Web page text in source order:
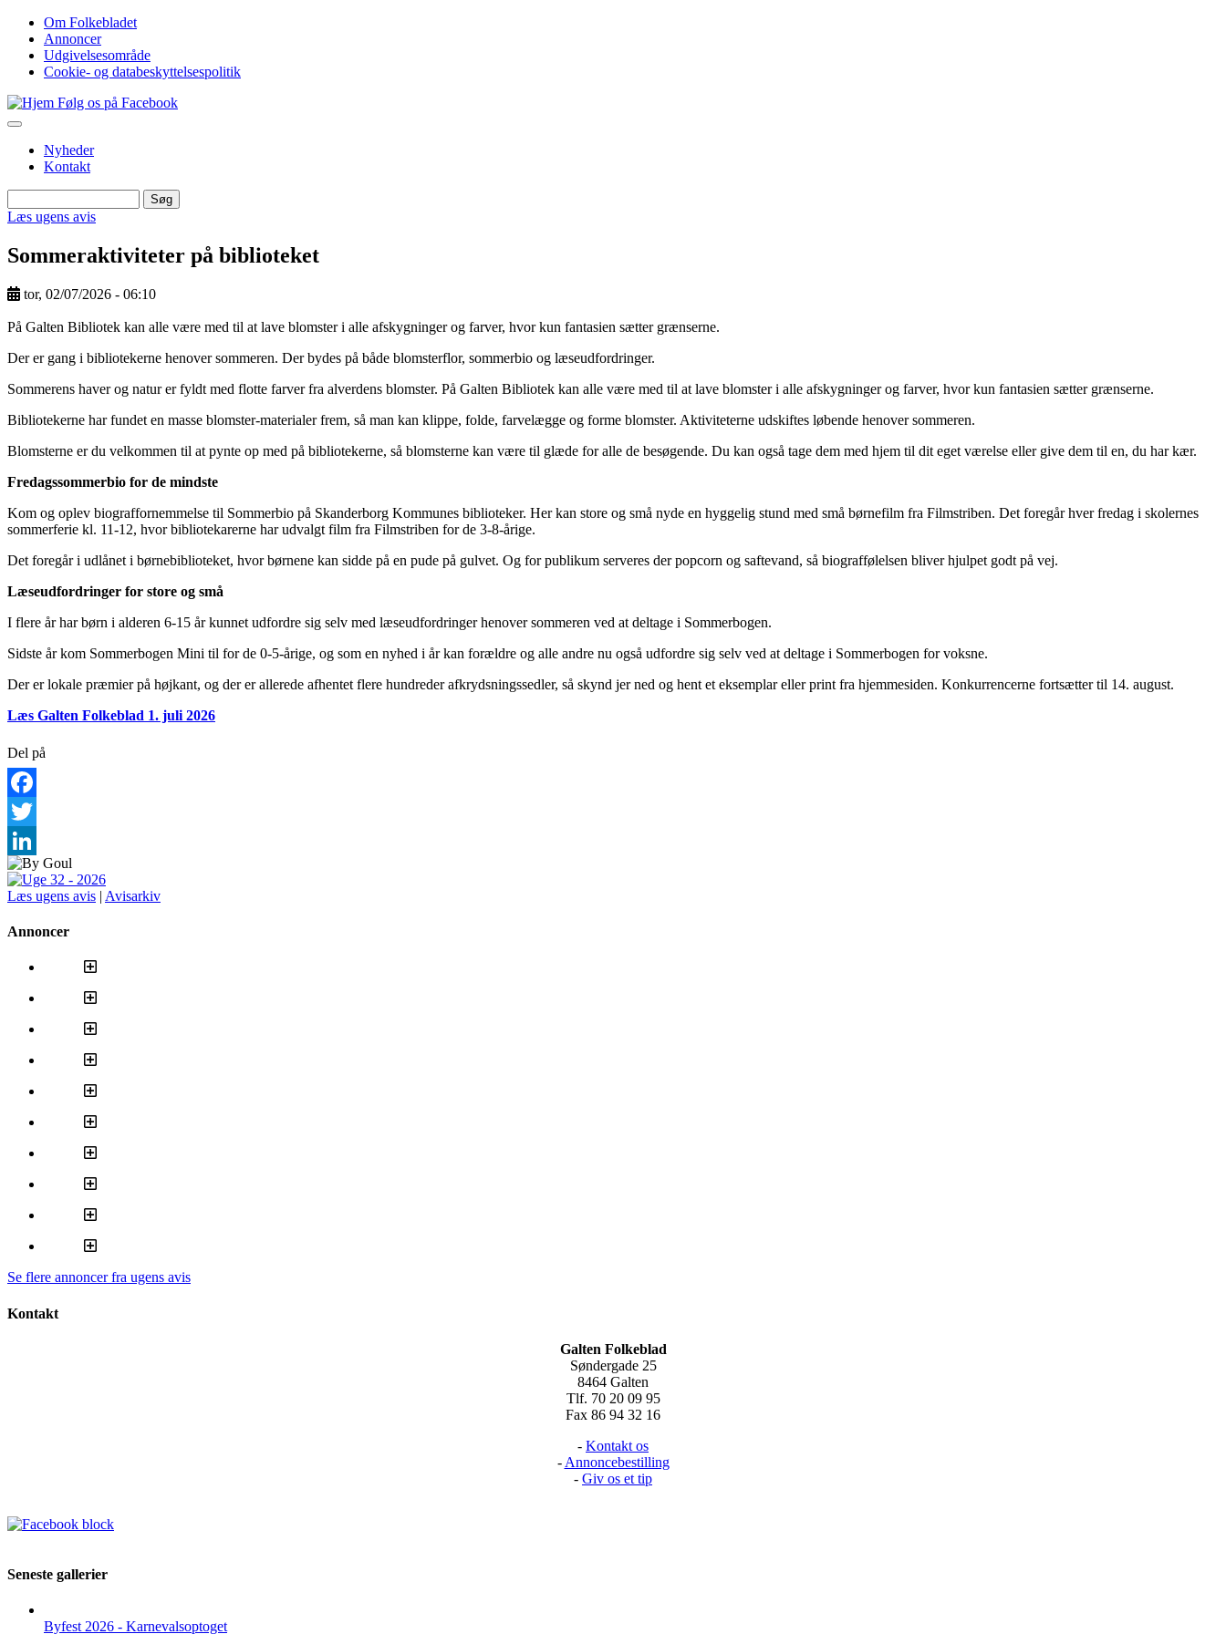
hovedindhold
Top
navigation
Om Folkebladet
Annoncer
Udgivelsesområde
Cookie- og databeskyttelsespolitik
Følg os på Facebook
Nyheder
Kontakt
Søg
Læs ugens avis
Sommeraktiviteter på biblioteket
tor, 02/07/2026 - 06:10
På Galten Bibliotek kan alle være med til at lave blomster i alle afskygninger og farver, hvor kun fantasien sætter grænserne.
Der er gang i bibliotekerne henover sommeren. Der bydes på både blomsterflor, sommerbio og læse­udfordringer.
Sommerens haver og natur er fyldt med flotte farver fra alverdens blomster. På Galten Bibliotek kan alle være med til at lave blomster i alle afskygninger og farver, hvor kun fantasien sætter grænserne.
Bibliotekerne har fundet en masse blomster-materialer frem, så man kan klippe, folde, farvelægge og forme blomster. Aktiviteterne udskiftes løbende henover sommeren.
Blomsterne er du velkommen til at pynte op med på bibliotekerne, så blomsterne kan være til glæde for alle de besøgende. Du kan også tage dem med hjem til dit eget værelse eller give dem til en, du har kær.
Fredagssommerbio for de mindste
Kom og oplev biograffornemmelse til Sommerbio på Skanderborg Kommunes biblioteker. Her kan store og små nyde en hyggelig stund med små børnefilm fra Filmstriben. Det foregår hver fredag i skolernes
sommerferie kl. 11-12, hvor bibliotekarerne har udvalgt film fra Filmstriben for de 3-8-årige.
Det foregår i udlånet i børnebiblioteket, hvor børnene kan sidde på en pude på gulvet. Og for publikum serveres der popcorn og saftevand, så biograffølelsen bliver hjulpet godt på vej.
Læseudfordringer for store og små
I flere år har børn i alderen 6-15 år kunnet udfordre sig selv med læseudfordringer henover sommeren ved at deltage i Sommerbogen.
Sidste år kom Sommerbogen Mini til for de 0-5-årige, og som en nyhed i år kan forældre og alle andre nu også udfordre sig selv ved at deltage i Sommerbogen for voksne.
Der er lokale præmier på højkant, og der er allerede afhentet flere hundreder afkrydsningssedler, så skynd jer ned og hent et eksemplar eller print fra hjemmesiden. Konkurrencerne fortsætter til 14. august.
Læs Galten Folkeblad 1. juli 2026
Del på
Facebook
Twitter
LinkedIn
Læs ugens avis | Avisarkiv
Annoncer
Se flere annoncer fra ugens avis
Kontakt
Galten Folkeblad
Søndergade 25
8464 Galten
Tlf. 70 20 09 95
Fax 86 94 32 16
- Kontakt os
- Annoncebestilling
- Giv os et tip
Seneste gallerier
Byfest 2026 - Karnevalsoptoget